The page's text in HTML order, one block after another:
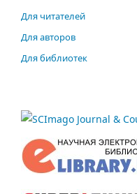
Для читателей
Для авторов
Для библиотек